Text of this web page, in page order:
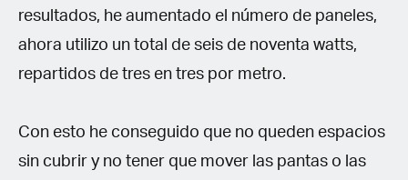
resultados, he aumentado el número de paneles,
ahora utilizo un total de seis de noventa watts,
repartidos de tres en tres por metro.
Con esto he conseguido que no queden espacios
sin cubrir y no tener que mover las pantas o las